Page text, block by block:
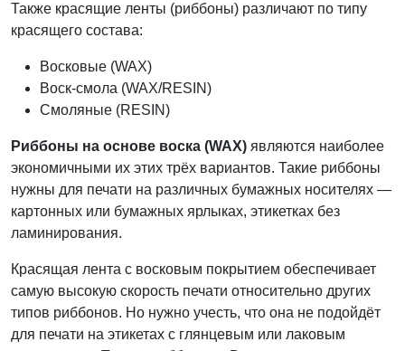
Также красящие ленты (риббоны) различают по типу
красящего состава:
Восковые (WAX)
Воск-смола (WAX/RESIN)
Смоляные (RESIN)
Риббоны на основе воска (WAX) являются наиболее
экономичными их этих трёх вариантов. Такие риббоны
нужны для печати на различных бумажных носителях —
картонных или бумажных ярлыках, этикетках без
ламинирования.
Красящая лента с восковым покрытием обеспечивает
самую высокую скорость печати относительно других
типов риббонов. Но нужно учесть, что она не подойдёт
для печати на этикетах с глянцевым или лаковым